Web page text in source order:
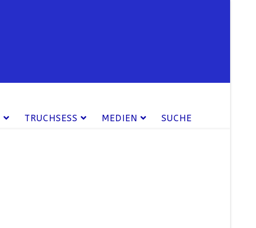
TRUCHSESS MEDIEN SUCHE